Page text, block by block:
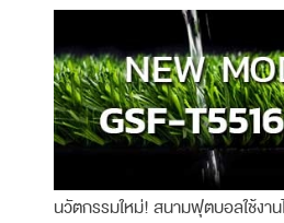
นวัตกรรมใหม่! สนามฟุตบอลใช้งา